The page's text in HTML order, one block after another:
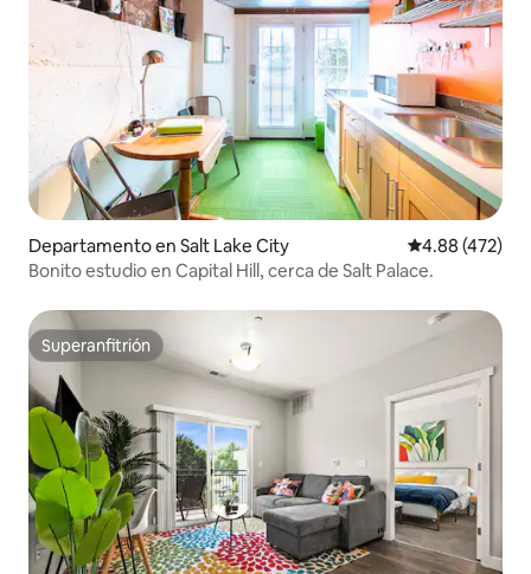
Departamento en Salt Lake City Calificación
4.88 (472)
Bonito estudio en Capital Hill, cerca de Salt Palace.
Superanfitrión
Superanfitrión